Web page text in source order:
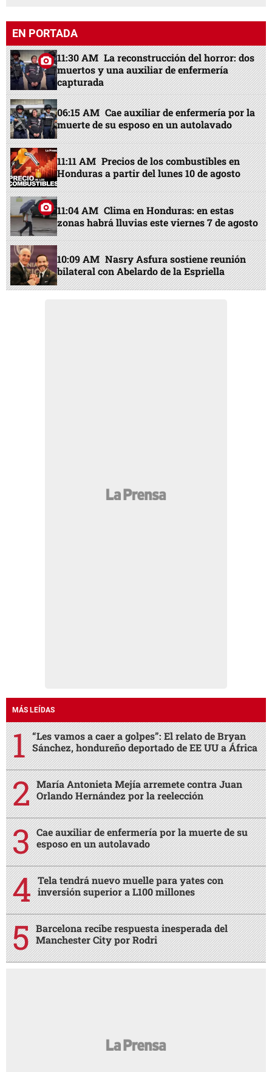
EN PORTADA
11:30 AM La reconstrucción del horror: dos
muertos y una auxiliar de enfermería
capturada
06:15 AM Cae auxiliar de enfermería por la
muerte de su esposo en un autolavado
11:11 AM Precios de los combustibles en
Honduras a partir del lunes 10 de agosto
11:04 AM Clima en Honduras: en estas
zonas habrá lluvias este viernes 7 de agosto
10:09 AM Nasry Asfura sostiene reunión
bilateral con Abelardo de la Espriella
MÁS LEÍDAS
“Les vamos a caer a golpes”: El relato de Bryan
Sánchez, hondureño deportado de EE UU a África
María Antonieta Mejía arremete contra Juan
Orlando Hernández por la reelección
Cae auxiliar de enfermería por la muerte de su
esposo en un autolavado
Tela tendrá nuevo muelle para yates con
inversión superior a L100 millones
Barcelona recibe respuesta inesperada del
Manchester City por Rodri